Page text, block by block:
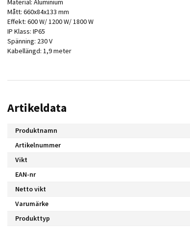
Material: Aluminium
Mått: 660x84x133 mm
Effekt: 600 W/ 1200 W/ 1800 W
IP Klass: IP65
Spänning: 230 V
Kabellängd: 1,9 meter
Artikeldata
Produktnamn
Artikelnummer
Vikt
EAN-nr
Netto vikt
Varumärke
Produkttyp